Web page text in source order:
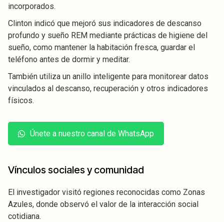
incorporados.
Clinton indicó que mejoró sus indicadores de descanso
profundo y sueño REM mediante prácticas de higiene del
sueño, como mantener la habitación fresca, guardar el
teléfono antes de dormir y meditar.
También utiliza un anillo inteligente para monitorear datos
vinculados al descanso, recuperación y otros indicadores
físicos.
Únete a nuestro canal de WhatsApp
Vínculos sociales y comunidad
El investigador visitó regiones reconocidas como Zonas
Azules, donde observó el valor de la interacción social
cotidiana.